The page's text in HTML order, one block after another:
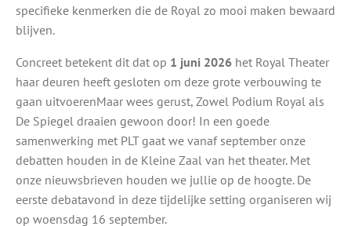
specifieke kenmerken die de Royal zo mooi maken bewaard
blijven.
Concreet betekent dit dat op 1 juni 2026 het Royal Theater
haar deuren heeft gesloten om deze grote verbouwing te
gaan uitvoerenMaar wees gerust, Zowel Podium Royal als
De Spiegel draaien gewoon door! In een goede
samenwerking met PLT gaat we vanaf september onze
debatten houden in de Kleine Zaal van het theater. Met
onze nieuwsbrieven houden we jullie op de hoogte. De
eerste debatavond in deze tijdelijke setting organiseren wij
op woensdag 16 september.